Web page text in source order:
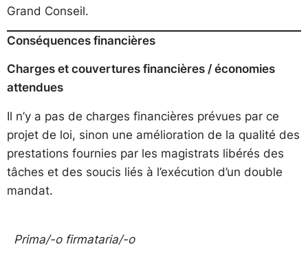
Grand Conseil.
Conséquences financières
Charges et couvertures financières / économies
attendues
Il n’y a pas de charges financières prévues par ce
projet de loi, sinon une amélioration de la qualité des
prestations fournies par les magistrats libérés des
tâches et des soucis liés à l’exécution d’un double
mandat.
Prima/-o firmataria/-o